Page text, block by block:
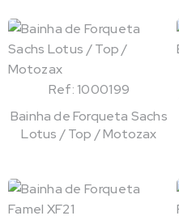
Ref: 1000199
Bainha de Forqueta Sachs
Lotus / Top / Motozax